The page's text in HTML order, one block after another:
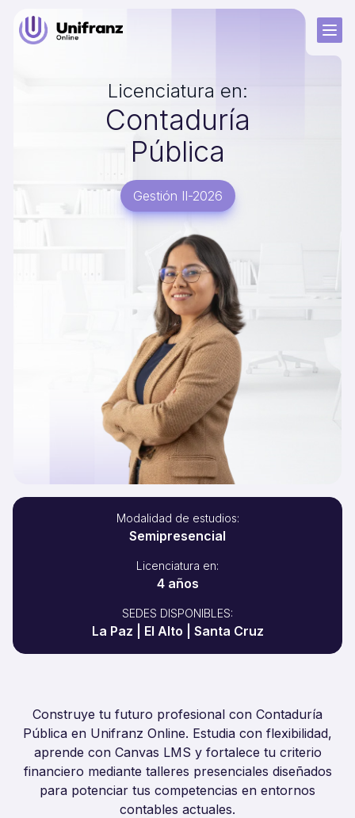
Licenciatura en:
Contaduría
Pública
Gestión II-2026
Modalidad de estudios:
Semipresencial
Licenciatura en:
4 años
SEDES DISPONIBLES:
La Paz | El Alto | Santa Cruz
Construye tu futuro profesional con Contaduría
Pública en Unifranz Online. Estudia con flexibilidad,
aprende con Canvas LMS y fortalece tu criterio
financiero mediante talleres presenciales diseñados
para potenciar tus competencias en entornos
contables actuales.